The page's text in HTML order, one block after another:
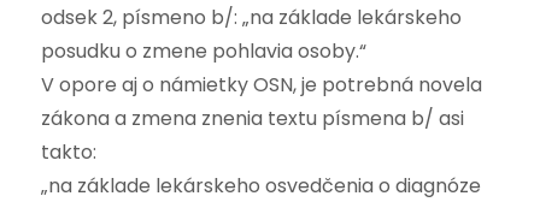
odsek 2, písmeno b/: „na základe lekárskeho
posudku o zmene pohlavia osoby.“
V opore aj o námietky OSN, je potrebná novela
zákona a zmena znenia textu písmena b/ asi
takto:
„na základe lekárskeho osvedčenia o diagnóze